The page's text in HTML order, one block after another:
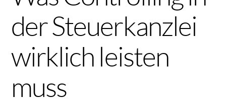
der Steuerkanzlei
wirklich leisten
muss